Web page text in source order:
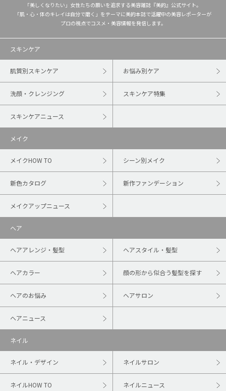
「美しくなりたい」女性たちの願いを追求する美容雑誌『美的』公式サイト。
「肌・心・体のキレイは自分で磨く」をテーマに美的本誌で活躍中の美容レポーターが
プロの視点でコスメ・美容情報を発信します。
スキンケア
肌質別スキンケア お悩み別ケア
洗顔・クレンジング スキンケア特集
スキンケアニュース
メイク
メイクHOW TO シーン別メイク
新色カタログ 新作ファンデーション
メイクアップニュース
ヘア
ヘアアレンジ・髪型 ヘアスタイル・髪型
ヘアカラー 顔の形から似合う髪型を探す
ヘアのお悩み ヘアサロン
ヘアニュース
ネイル
ネイル・デザイン ネイルサロン
ネイルHOW TO ネイルニュース